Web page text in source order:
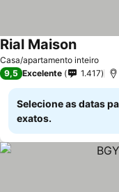
Casa/apartamento inteiro
Rial Maison
9,5 Excelente 1.417
Selecione as datas
exatos.